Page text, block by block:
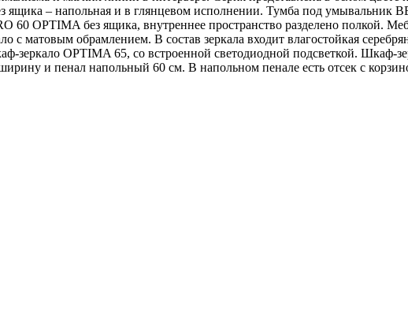
– напольная и в глянцевом исполнении. Тумба под умывальник
OPTIMA без ящика, внутреннее пространство разделено полкой.
матовым обрамлением. В состав зеркала входит влагостойкая
зеркало OPTIMA 65, со встроенной светодиодной подсветкой. Шкаф-
и пенал напольный 60 см. В напольном пенале есть отсек с